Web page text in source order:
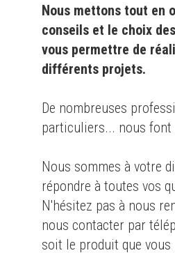
Nous mettons tout en
conseils et le choix
vous permettre de
différents projets.
De nombreuses
particuliers... nous font
Nous sommes à votre
répondre à toutes vos
N'hésitez pas à nous
nous contacter par
soit le produit que vous